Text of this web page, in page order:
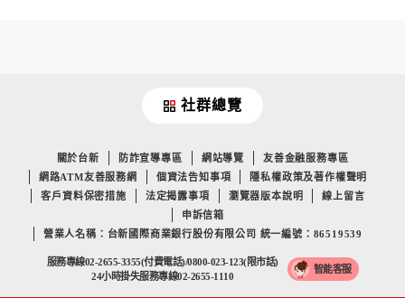
社群總覽
關於台新 防詐宣導專區 網站導覽
友善金融服務專區
網路ATM友善服務網
個資法告知事項
隱私權政策及著作權聲明
客戶資料保密措施
法定揭露事項 瀏覽器版本說明
線上留言
申訴信箱
營業人名稱：台新國際商業銀行股份有限公司 統一編號：86519539
服務專線02-2655-3355(付費電話)/0800-023-123(限市話)
24小時掛失服務專線02-2655-1110
智能客服